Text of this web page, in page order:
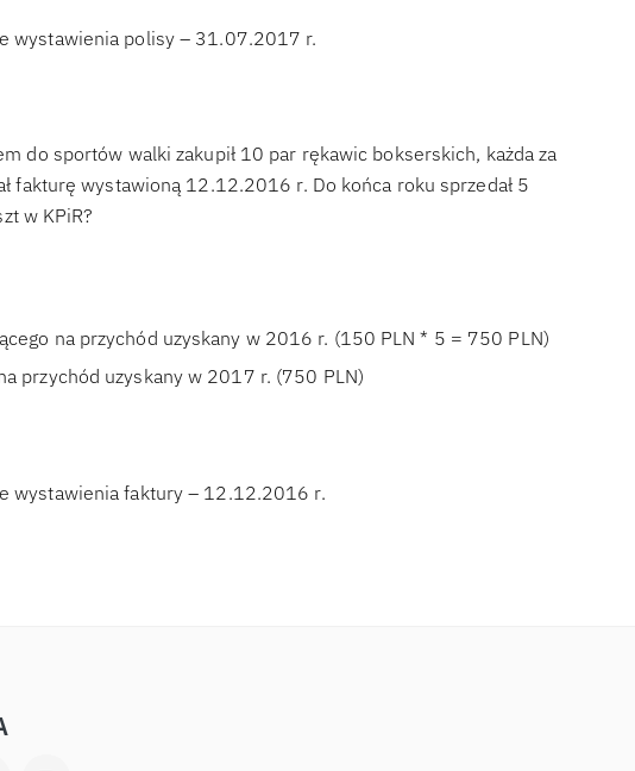
wystawienia polisy – 31.07.2017 r.
do sportów walki zakupił 10 par rękawic bokserskich, każda za
fakturę wystawioną 12.12.2016 r. Do końca roku sprzedał 5
w KPiR?
na przychód uzyskany w 2016 r. (150 PLN * 5 = 750 PLN)
przychód uzyskany w 2017 r. (750 PLN)
wystawienia faktury – 12.12.2016 r.